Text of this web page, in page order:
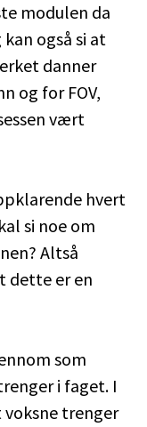
modulen da
også si at
danner
og for FOV,
vært
hvert
si noe om
Altså
dette er en
som
i faget. I
trenger